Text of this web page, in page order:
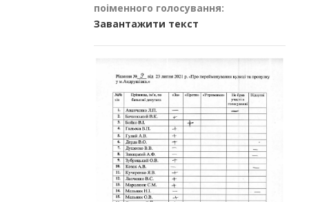
поіменного голосування:
Завантажити текст